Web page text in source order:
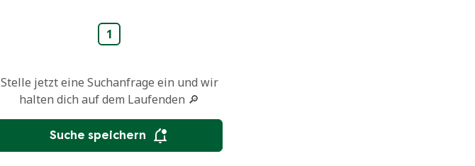
1
Stelle jetzt eine Suchanfrage ein und wir
halten dich auf dem Laufenden 🔎
Suche speichern